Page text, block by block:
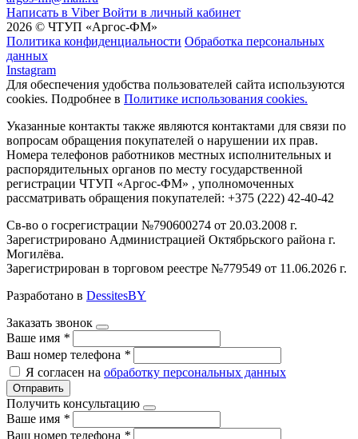
Написать в Viber Войти в личный кабинет
2026 © ЧТУП «Аргос-ФМ»
Политика конфиденциальности Обработка персональных
данных
Instagram
Для обеспечения удобства пользователей сайта используются
cookies. Подробнее в Политике использования cookies.
Указанные контакты также являются контактами для связи по
вопросам обращения покупателей о нарушении их прав.
Номера телефонов работников местных исполнительных и
распорядительных органов по месту государственной
регистрации ЧТУП «Аргос-ФМ» , уполномоченных
рассматривать обращения покупателей: +375 (222) 42-40-42
Св-во о госрегистрации №790600274 от 20.03.2008 г.
Зарегистрировано Администрацией Октябрьского района г.
Могилёва.
Зарегистрирован в торговом реестре №779549 от 11.06.2026 г.
Разработано в DessitesBY
Заказать звонок
Ваше имя *
Ваш номер телефона *
Я согласен на обработку персональных данных
Отправить
Получить консультацию
Ваше имя *
Ваш номер телефона *